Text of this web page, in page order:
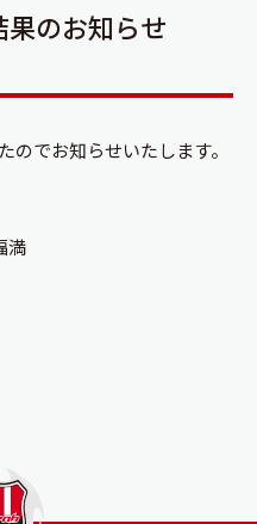
果のお知らせ
のでお知らせいたします。
満